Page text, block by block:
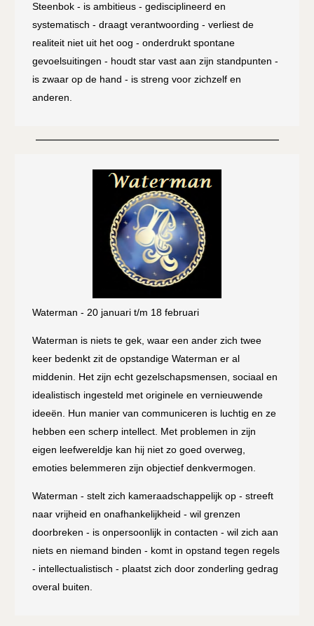
Steenbok - is ambitieus - gedisciplineerd en
systematisch - draagt verantwoording - verliest de
realiteit niet uit het oog - onderdrukt spontane
gevoelsuitingen - houdt star vast aan zijn standpunten -
is zwaar op de hand - is streng voor zichzelf en
anderen.
Waterman - 20 januari t/m 18 februari
Waterman is niets te gek, waar een ander zich twee
keer bedenkt zit de opstandige Waterman er al
middenin. Het zijn echt gezelschapsmensen, sociaal en
idealistisch ingesteld met originele en vernieuwende
ideeën. Hun manier van communiceren is luchtig en ze
hebben een scherp intellect. Met problemen in zijn
eigen leefwereldje kan hij niet zo goed overweg,
emoties belemmeren zijn objectief denkvermogen.
Waterman - stelt zich kameraadschappelijk op - streeft
naar vrijheid en onafhankelijkheid - wil grenzen
doorbreken - is onpersoonlijk in contacten - wil zich aan
niets en niemand binden - komt in opstand tegen regels
- intellectualistisch - plaatst zich door zonderling gedrag
overal buiten.